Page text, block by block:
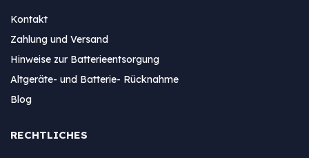
Kontakt
Zahlung und Versand
Hinweise zur Batterieentsorgung
Altgeräte- und Batterie- Rücknahme
Blog
RECHTLICHES